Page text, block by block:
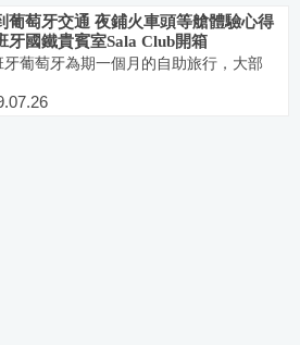
葡萄牙交通 夜鋪火車頭等艙體驗心得
牙國鐵貴賓室Sala Club開箱
牙葡萄牙為期一個月的自助旅行，大部